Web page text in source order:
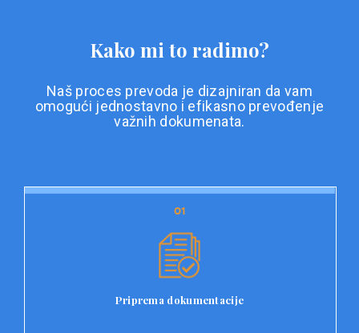
Kako mi to radimo?
Naš proces prevoda je dizajniran da vam
omogući jednostavno i efikasno prevođenje
važnih dokumenata.
01
Priprema dokumentacije
01
Prvi korak u našem procesu prevoda je priprema
dokumentacije. Korisnici jednostavno učitavaju svoje
dokumenta, kao i specifične zahtjeve za prevod.